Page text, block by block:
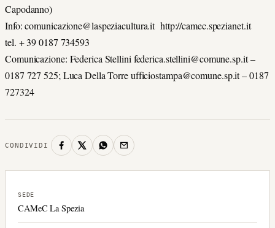
Capodanno)
Info: comunicazione@laspeziacultura.it http://camec.spezianet.it
tel. + 39 0187 734593
Comunicazione: Federica Stellini federica.stellini@comune.sp.it –
0187 727 525; Luca Della Torre ufficiostampa@comune.sp.it – 0187
727324
CONDIVIDI
SEDE
CAMeC La Spezia